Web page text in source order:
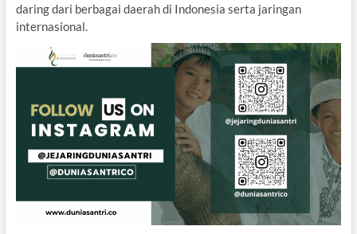
daring dari berbagai daerah di Indonesia serta jaringan
internasional.